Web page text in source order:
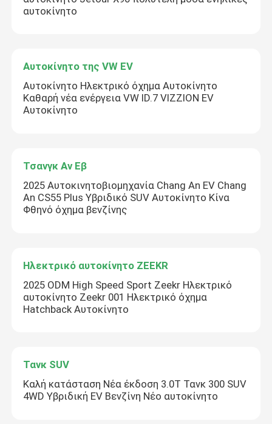
αυτοκίνητο
Αυτοκίνητο της VW EV
Αυτοκίνητο Ηλεκτρικό όχημα Αυτοκίνητο
Καθαρή νέα ενέργεια VW ID.7 VIZZION EV
Αυτοκίνητο
Τσανγκ Αν Εβ
2025 Αυτοκινητοβιομηχανία Chang An EV Chang
An CS55 Plus Υβριδικό SUV Αυτοκίνητο Κίνα
Φθηνό όχημα βενζίνης
Ηλεκτρικό αυτοκίνητο ZEEKR
2025 ODM High Speed Sport Zeekr Ηλεκτρικό
αυτοκίνητο Zeekr 001 Ηλεκτρικό όχημα
Hatchback Αυτοκίνητο
Τανκ SUV
Καλή κατάσταση Νέα έκδοση 3.0T Τανκ 300 SUV
4WD Υβριδική EV Βενζίνη Νέο αυτοκίνητο